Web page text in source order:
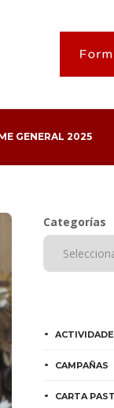
GENERAL 2025
Categorías
CAMPAÑAS
CARTA